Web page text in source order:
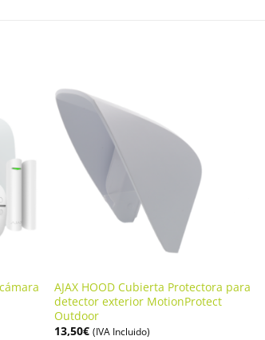
AJAX HOOD Cubierta Protectora para
detector exterior MotionProtect
Outdoor
13,50€ (IVA Incluido)